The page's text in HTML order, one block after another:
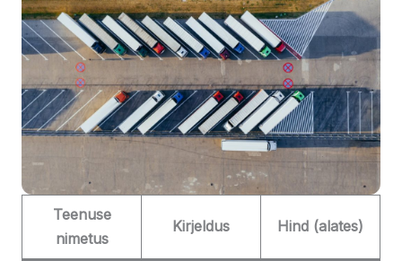
Teenuse
nimetus
Kirjeldus Hind (alates)